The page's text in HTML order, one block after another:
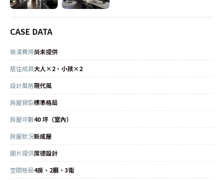
CASE DATA
裝潢費用尚未提供
居住成員大人×2、小孩×2
設計風格現代風
房屋類型標準格局
房屋坪數40 坪（室內）
房屋狀況新成屋
圖片提供席德設計
空間格局4房、2廳、3衛